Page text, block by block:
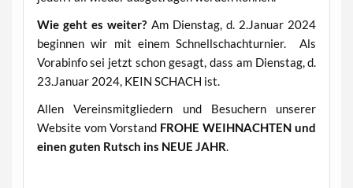
Wie geht es weiter? Am Dienstag, d. 2.Januar 2024
beginnen wir mit einem Schnellschachturnier. Als
Vorabinfo sei jetzt schon gesagt, dass am Dienstag, d.
23.Januar 2024, KEIN SCHACH ist.
Allen Vereinsmitgliedern und Besuchern unserer
Website vom Vorstand FROHE WEIHNACHTEN und
einen guten Rutsch ins NEUE JAHR.